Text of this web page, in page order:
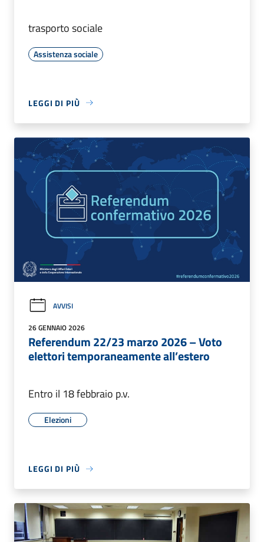
trasporto sociale
Assistenza sociale
LEGGI DI PIÙ
AVVISI
26 GENNAIO 2026
Referendum 22/23 marzo 2026 – Voto
elettori temporaneamente all’estero
Entro il 18 febbraio p.v.
Elezioni
LEGGI DI PIÙ